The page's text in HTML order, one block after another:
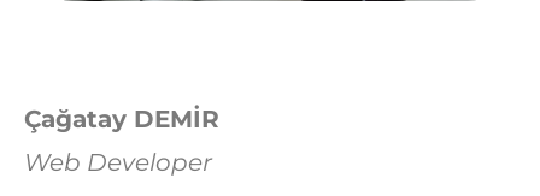
Çağatay DEMİR
Web Developer